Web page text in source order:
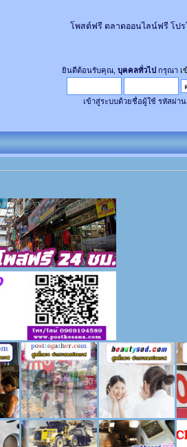
โพสต์ฟรี ตลาดออนไลน์ฟรี โปร
ยินดีต้อนรับคุณ, บุคคลทั่วไป กรุณา เ
เข้าสู่ระบบด้วยชื่อผู้ใช้ รหัสผ่า